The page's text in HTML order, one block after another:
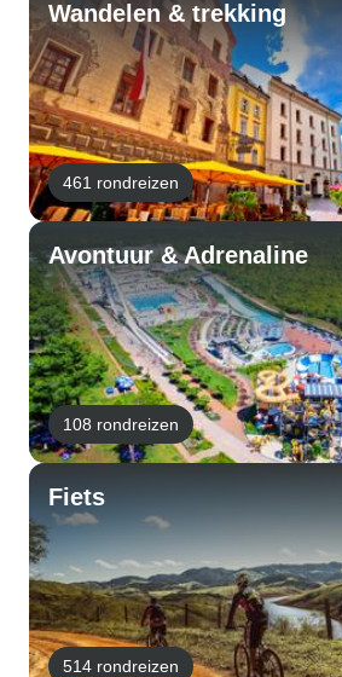
Wandelen & trekking
461 rondreizen
Avontuur & Adrenaline
108 rondreizen
Fiets
514 rondreizen